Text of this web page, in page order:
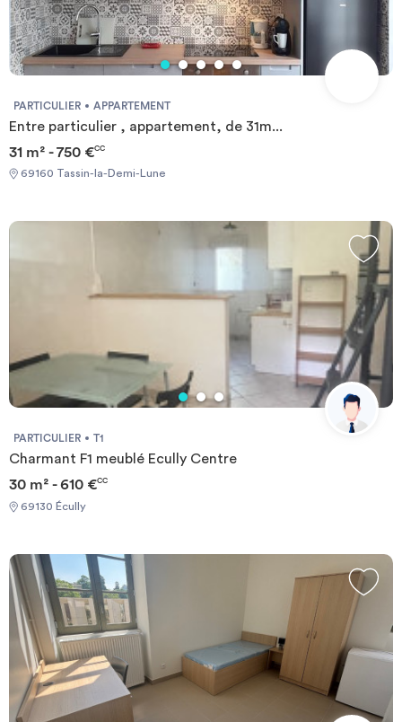
PARTICULIER APPARTEMENT
Entre particulier , appartement, de 31m...
31 m² - 750 €CC
69160 Tassin-la-Demi-Lune
PARTICULIER T1
Charmant F1 meublé Ecully Centre
30 m² - 610 €CC
69130 Écully